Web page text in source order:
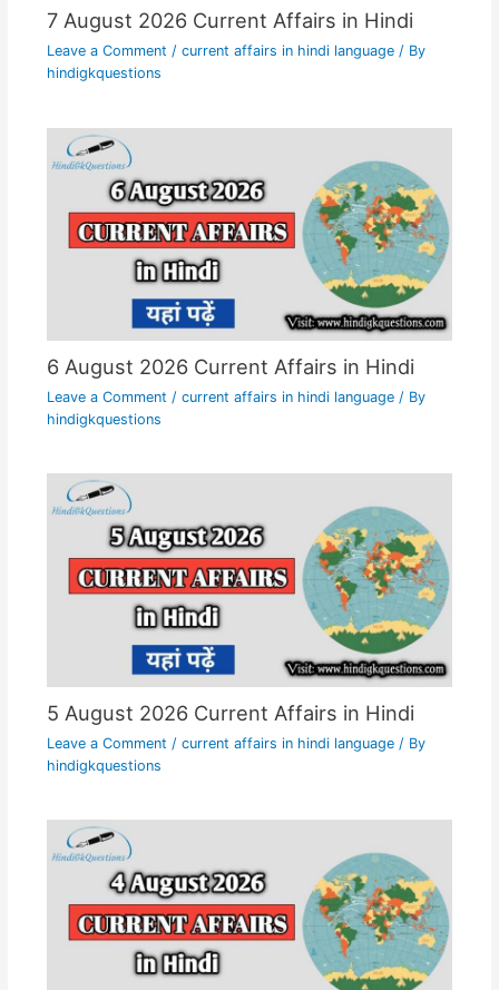
7 August 2026 Current Affairs in Hindi
Leave a Comment / current affairs in hindi language/ By
hindigkquestions
6 August 2026 Current Affairs in Hindi
Leave a Comment / current affairs in hindi language/ By
hindigkquestions
5 August 2026 Current Affairs in Hindi
Leave a Comment / current affairs in hindi language/ By
hindigkquestions